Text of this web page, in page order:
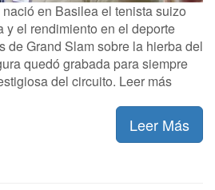
en Basilea el tenista suizo
y el rendimiento en el deporte
de Grand Slam sobre la hierba del
quedó grabada para siempre
del circuito. Leer más
Leer Más